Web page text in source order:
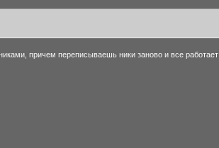
причем переписываешь ники заново и все работает